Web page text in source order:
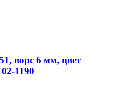
ворс 6 мм, цвет
1190